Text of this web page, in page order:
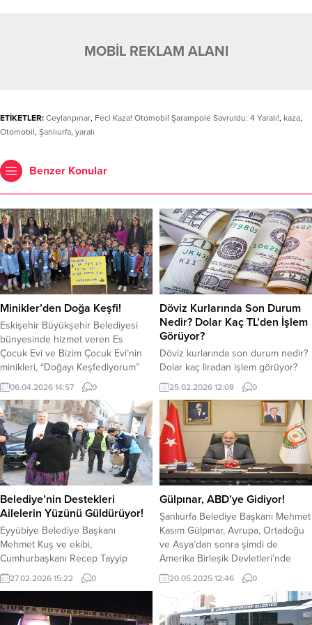
MOBİL REKLAM ALANI
ETİKETLER: Ceylanpınar, Feci Kaza! Otomobil Şarampole Savruldu: 4 Yaralı!, kaza,
Otomobil, Şanlıurfa, yaralı
Benzer Konular
Minikler’den Doğa Keşfi!
Eskişehir Büyükşehir Belediyesi
bünyesinde hizmet veren Es
Çocuk Evi ve Bizim Çocuk Evi’nin
minikleri, “Doğayı Keşfediyorum”
atölyesi ile doğayla iç içe
unutulmaz bir gün yaşadı.
Öğrenciler, öğretmenleri eşliğinde
gerçekleştirilen etkinlikte ormanın
büyüleyici dünyasını yakından
tanıma fırsatı buldu. Doğayla
temasın ön planda olduğu atölye
boyunca çocuklar; ağaç türlerini
tanıdı, yaprak ve...
06.04.2026 14:57 0
Döviz Kurlarında Son Durum
Nedir? Dolar Kaç TL’den İşlem
Görüyor?
Döviz kurlarında son durum nedir?
Dolar kaç liradan işlem görüyor?
Euro ne kadar oldu? Dolar ve Euro
güne hafif yukarı yönlü başladı.
Güne 43.85 TL’den işlem görmeye
başlayan dolar, saat 12.01 itibariyle
43.87 TL’den işlem görüyor. Euro
ise güne 51.66 TL’den işlem
görmeye başladı. Euro saat 12.01
itibariyle 51.76 TL’den...
25.02.2026 12:08 0
Belediye’nin Destekleri
Ailelerin Yüzünü Güldürüyor!
Eyyübiye Belediye Başkanı
Mehmet Kuş ve ekibi,
Cumhurbaşkanı Recep Tayyip
Erdoğan’ın talimatlarıyla, Ramazan
ayında kapısı çalınmadık yetim,
bırakmamak için gece
27.02.2026 15:22 0
Gülpınar, ABD’ye Gidiyor!
Şanlıurfa Belediye Başkanı Mehmet
Kasım Gülpınar, Avrupa, Ortadoğu
ve Asya’dan sonra şimdi de
Amerika Birleşik Devletleri’nde
Şanlıurfa’yı temsil edecek.
Şanlıurfa’yı dünya sahnesine
taşıyarak uluslararası iş birliklerini
güçlendirmeyi hedefleyen Şanlıurfa
20.05.2025 12:46 0